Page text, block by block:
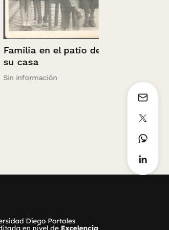
Familia en el patio de
su casa
Sin información